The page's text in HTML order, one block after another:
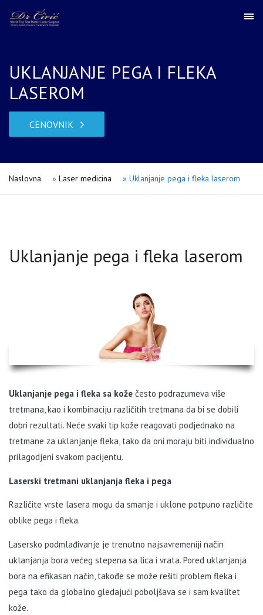
UKLANJANJE PEGA I FLEKA
LASEROM
CENOVNIK
Naslovna » Laser medicina » Uklanjanje pega i fleka laserom
Uklanjanje pega i fleka laserom
Uklanjanje pega i fleka sa kože često podrazumeva više
tretmana, kao i kombinaciju različitih tretmana da bi se dobili
dobri rezultati. Neće svaki tip kože reagovati podjednako na
tretmane za uklanjanje fleka, tako da oni moraju biti individualno
prilagodjeni svakom pacijentu.
Laserski tretmani uklanjanja fleka i pega
Različite vrste lasera mogu da smanje i uklone potpuno različite
oblike pega i fleka.
Lasersko podmlađivanje je trenutno najsavremeniji način
uklanjanja bora većeg stepena sa lica i vrata. Pored uklanjanja
bora na efikasan način, takođe se može rešiti problem fleka i
pega tako da globalno gledajući poboljšava se i sam kvalitet
kože.